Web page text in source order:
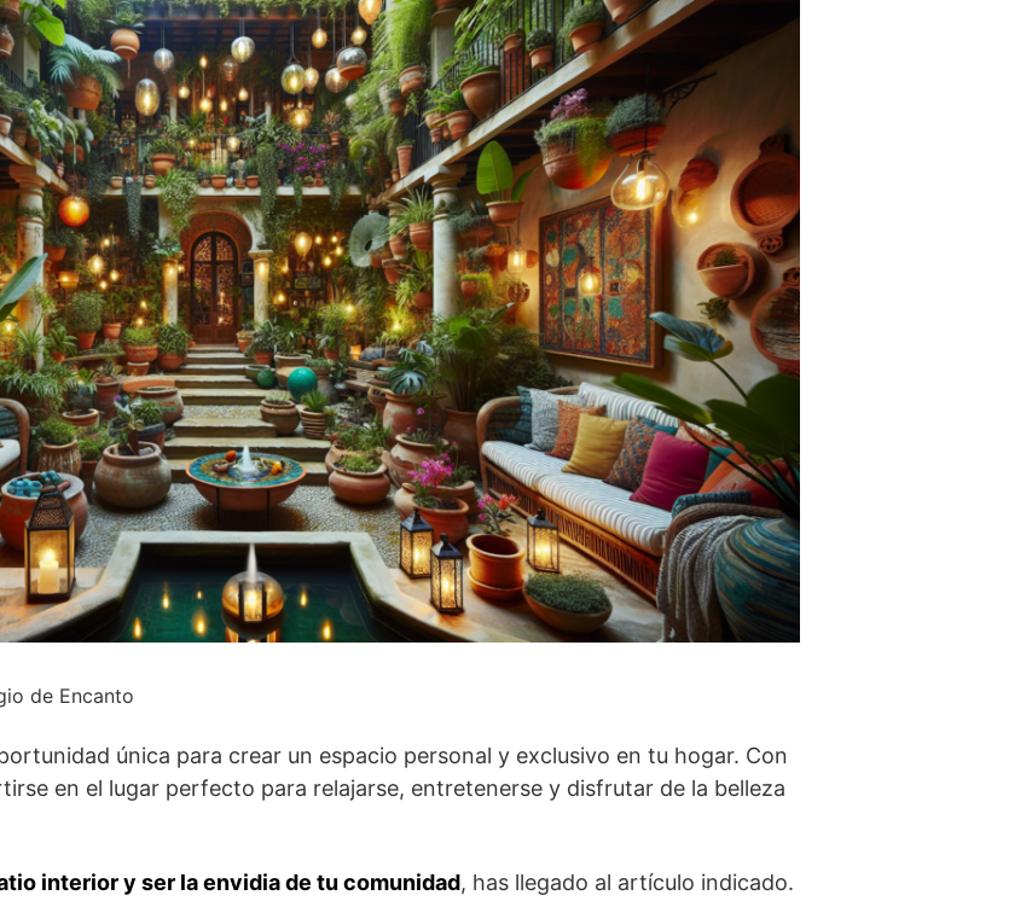
de Encanto
única para crear un espacio personal y exclusivo en tu hogar. Con
en el lugar perfecto para relajarse, entretenerse y disfrutar de la belleza
interior y ser la envidia de tu comunidad, has llegado al artículo indicado.